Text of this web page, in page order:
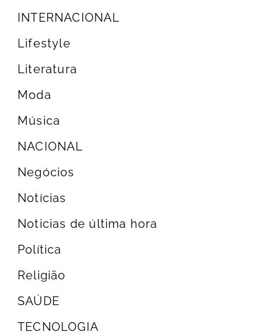
INTERNACIONAL
Lifestyle
Literatura
Moda
Música
NACIONAL
Negócios
Notícias
Noticias de última hora
Política
Religião
SAÚDE
TECNOLOGIA